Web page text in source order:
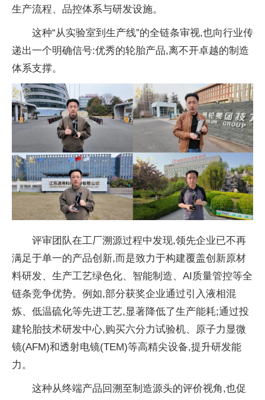
生产流程、品控体系与研发设施。
这种“从实验室到生产线”的全链条审视,也向行业传
递出一个明确信号:优秀的轮胎产品,离不开卓越的制造
体系支撑。
评审团队在工厂溯源过程中发现,领先企业已不再
满足于单一的产品创新,而是致力于构建覆盖创新原材
料研发、生产工艺绿色化、智能制造、AI质量管控等全
链条竞争优势。例如,部分获奖企业通过引入液相混
炼、低温硫化等先进工艺,显著降低了生产能耗;通过投
建轮胎技术研发中心,购买六分力试验机、原子力显微
镜(AFM)和透射电镜(TEM)等高精尖设备,提升研发能
力。
这种从终端产品回溯至制造源头的评价视角,也促